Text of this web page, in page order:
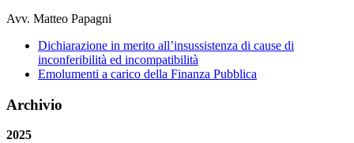
Avv. Matteo Papagni
Dichiarazione in merito all’insussistenza di cause di
inconferibilità ed incompatibilità
Emolumenti a carico della Finanza Pubblica
Archivio
2025